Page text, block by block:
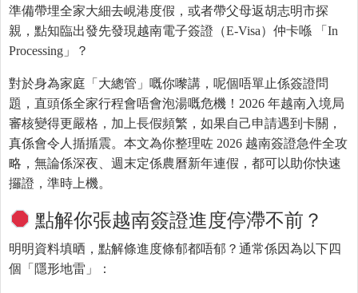
準備帶埋全家大細去峴港度假，或者帶父母返胡志明市探
親，點知臨出發先發現越南電子簽證（E-Visa）仲卡喺 「In
Processing」？
對於身為家庭「大總管」嘅你嚟講，呢個唔單止係簽證問
題，直頭係全家行程會唔會泡湯嘅危機！2026 年越南入境局
審核變得更嚴格，加上長假頻繁，如果自己申請遇到卡關，
真係會令人揗揗震。本文為你整理咗 2026 越南簽證急件全攻
略，無論係深夜、週末定係農曆新年連假，都可以助你快速
攞證，準時上機。
點解你張越南簽證進度停滯不前？
明明資料填晒，點解條進度條郁都唔郁？通常係因為以下四
個「隱形地雷」：